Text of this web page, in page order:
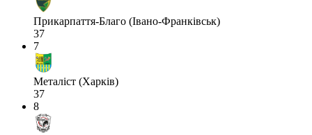
Прикарпаття-Благо (Івано-Франківськ)
37
7
Металіст (Харків)
37
8